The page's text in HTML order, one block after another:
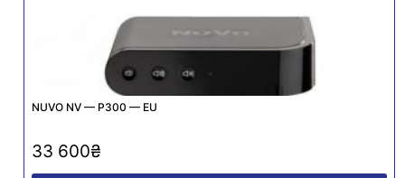
NUVO NV — P300 — EU
33 600₴